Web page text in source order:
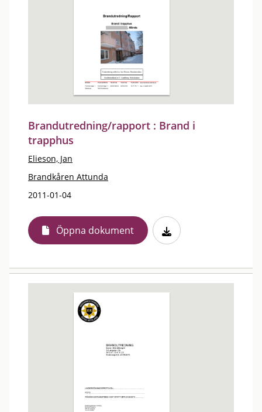
Brandutredning/rapport : Brand i
trapphus
Elieson, Jan
Brandkåren Attunda
2011-01-04
Öppna dokument